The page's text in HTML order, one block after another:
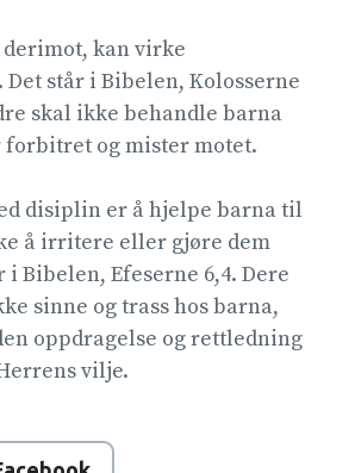
derimot, kan virke
Det står i Bibelen, Kolosserne
skal ikke behandle barna
og mister motet.
disiplin er å hjelpe barna til
å irritere eller gjøre dem
i Bibelen, Efeserne 6,4. Dere
sinne og trass hos barna,
oppdragelse og rettledning
vilje.